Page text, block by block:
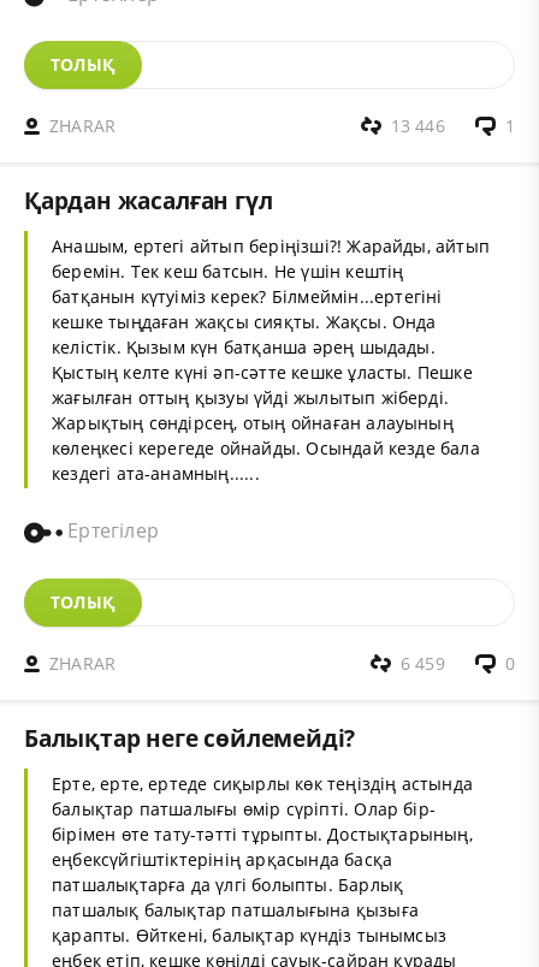
ТОЛЫҚ
ZHARAR 1
13 446
Қардан жасалған гүл
Анашым, ертегі айтып беріңізші?! Жарайды, айтып
беремін. Тек кеш батсын. Не үшін кештің
батқанын күтуіміз керек? Білмеймін...ертегіні
кешке тыңдаған жақсы сияқты. Жақсы. Онда
келістік. Қызым күн батқанша әрең шыдады.
Қыстың келте күні әп-сәтте кешке ұласты. Пешке
жағылған оттың қызуы үйді жылытып жіберді.
Жарықтың сөндірсең, отың ойнаған алауының
көлеңкесі керегеде ойнайды. Осындай кезде бала
кездегі ата-анамның......
Ертегілер
ТОЛЫҚ
ZHARAR 0
6 459
Балықтар неге сөйлемейді?
Ерте, ерте, ертеде сиқырлы көк теңіздің астында
балықтар патшалығы өмір сүріпті. Олар бір-
бірімен өте тату-тәтті тұрыпты. Достықтарының,
еңбексүйгіштіктерінің арқасында басқа
патшалықтарға да үлгі болыпты. Барлық
патшалық балықтар патшалығына қызыға
қарапты. Өйткені, балықтар күндіз тынымсыз
еңбек етіп, кешке көңілді сауық-сайран құрады